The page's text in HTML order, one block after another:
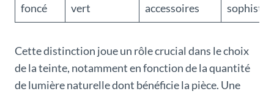
foncé
vert
accessoires
Cette distinction joue un rôle crucial dans le choix
de la teinte, notamment en fonction de la quantité
de lumière naturelle dont bénéficie la pièce. Une